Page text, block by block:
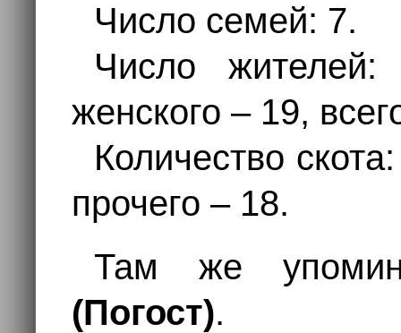
Число семей: 7.
Число
женского – 19,
Количество
прочего – 18.
Там же
(Погост).